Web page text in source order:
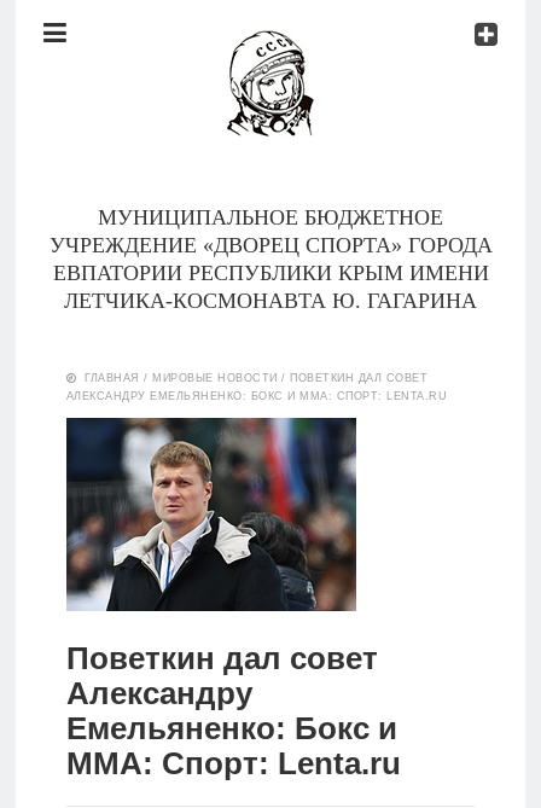
Документы
МУНИЦИПАЛЬНОЕ БЮДЖЕТНОЕ
УЧРЕЖДЕНИЕ «ДВОРЕЦ СПОРТА» ГОРОДА
ЕВПАТОРИИ РЕСПУБЛИКИ КРЫМ ИМЕНИ
ЛЕТЧИКА-КОСМОНАВТА Ю. ГАГАРИНА
Документы
Контакты
Новости
нас
Версия для
ГЛАВНАЯ / МИРОВЫЕ НОВОСТИ / ПОВЕТКИН ДАЛ СОВЕТ
АЛЕКСАНДРУ ЕМЕЛЬЯНЕНКО: БОКС И ММА: СПОРТ: LENTA.RU
Поветкин дал совет
Александру
Емельяненко: Бокс и
ММА: Спорт: Lenta.ru